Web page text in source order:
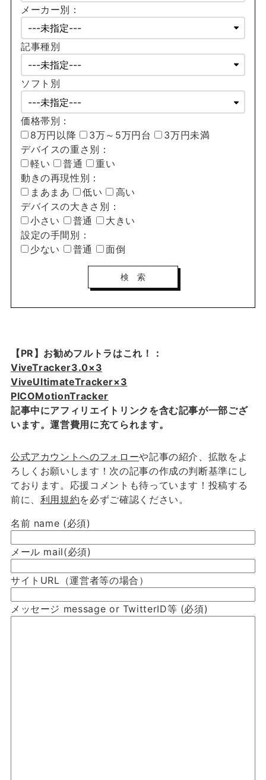
メーカー別：
記事種別
ソフト別
価格帯別：
8万円以降
3万～5万円台
3万円未満
デバイスの重さ別：
軽い
普通
重い
動きの再現性別：
まあまあ
低い
高い
デバイスの大きさ別：
小さい
普通
大きい
設定の手間別：
少ない
普通 面倒
【PR】お勧めフルトラはこれ！：
ViveTracker3.0×3
ViveUltimateTracker×3
PICOMotionTracker
記事中にアフィリエイトリンクを含む記事が一部ござ
います。運営費用に充てられます。
公式アカウントへのフォローや記事の紹介、拡散をよ
ろしくお願いします！次の記事の作成の判断基準にし
ております。応援コメントも待っています！投稿する
前に、 利用規約を必ずご確認ください。
名前 name (必須)
メール mail(必須)
サイトURL（運営者等の場合）
メッセージ message or TwitterID等 (必須)